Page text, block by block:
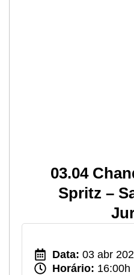
03.04
Spritz –
Data: 03 abr
Horário: 16:00h